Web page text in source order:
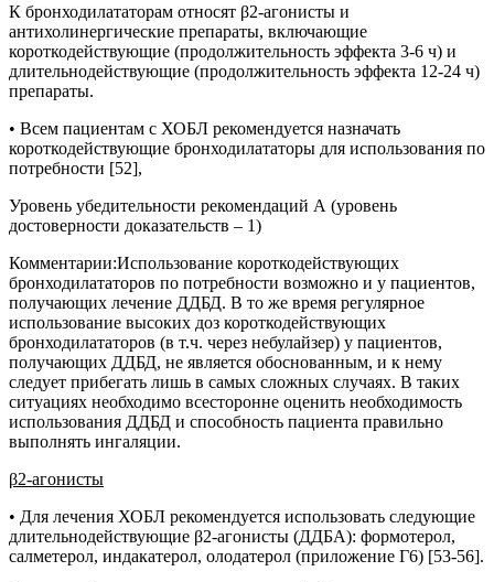
К бронходилататорам относят β2-агонисты и
антихолинергические препараты, включающие
короткодействующие (продолжительность эффекта 3-6 ч) и
длительнодействующие (продолжительность эффекта 12-24 ч)
препараты.
• Всем пациентам с ХОБЛ рекомендуется назначать
короткодействующие бронходилататоры для использования по
потребности [52],
Уровень убедительности рекомендаций А (уровень
достоверности доказательств – 1)
Комментарии:Использование короткодействующих
бронходилататоров по потребности возможно и у пациентов,
получающих лечение ДДБД. В то же время регулярное
использование высоких доз короткодействующих
бронходилататоров (в т.ч. через небулайзер) у пациентов,
получающих ДДБД, не является обоснованным, и к нему
следует прибегать лишь в самых сложных случаях. В таких
ситуациях необходимо всесторонне оценить необходимость
использования ДДБД и способность пациента правильно
выполнять ингаляции.
β2-агонисты
• Для лечения ХОБЛ рекомендуется использовать следующие
длительнодействующие β2-агонисты (ДДБА): формотерол,
салметерол, индакатерол, олодатерол (приложение Г6) [53-56].